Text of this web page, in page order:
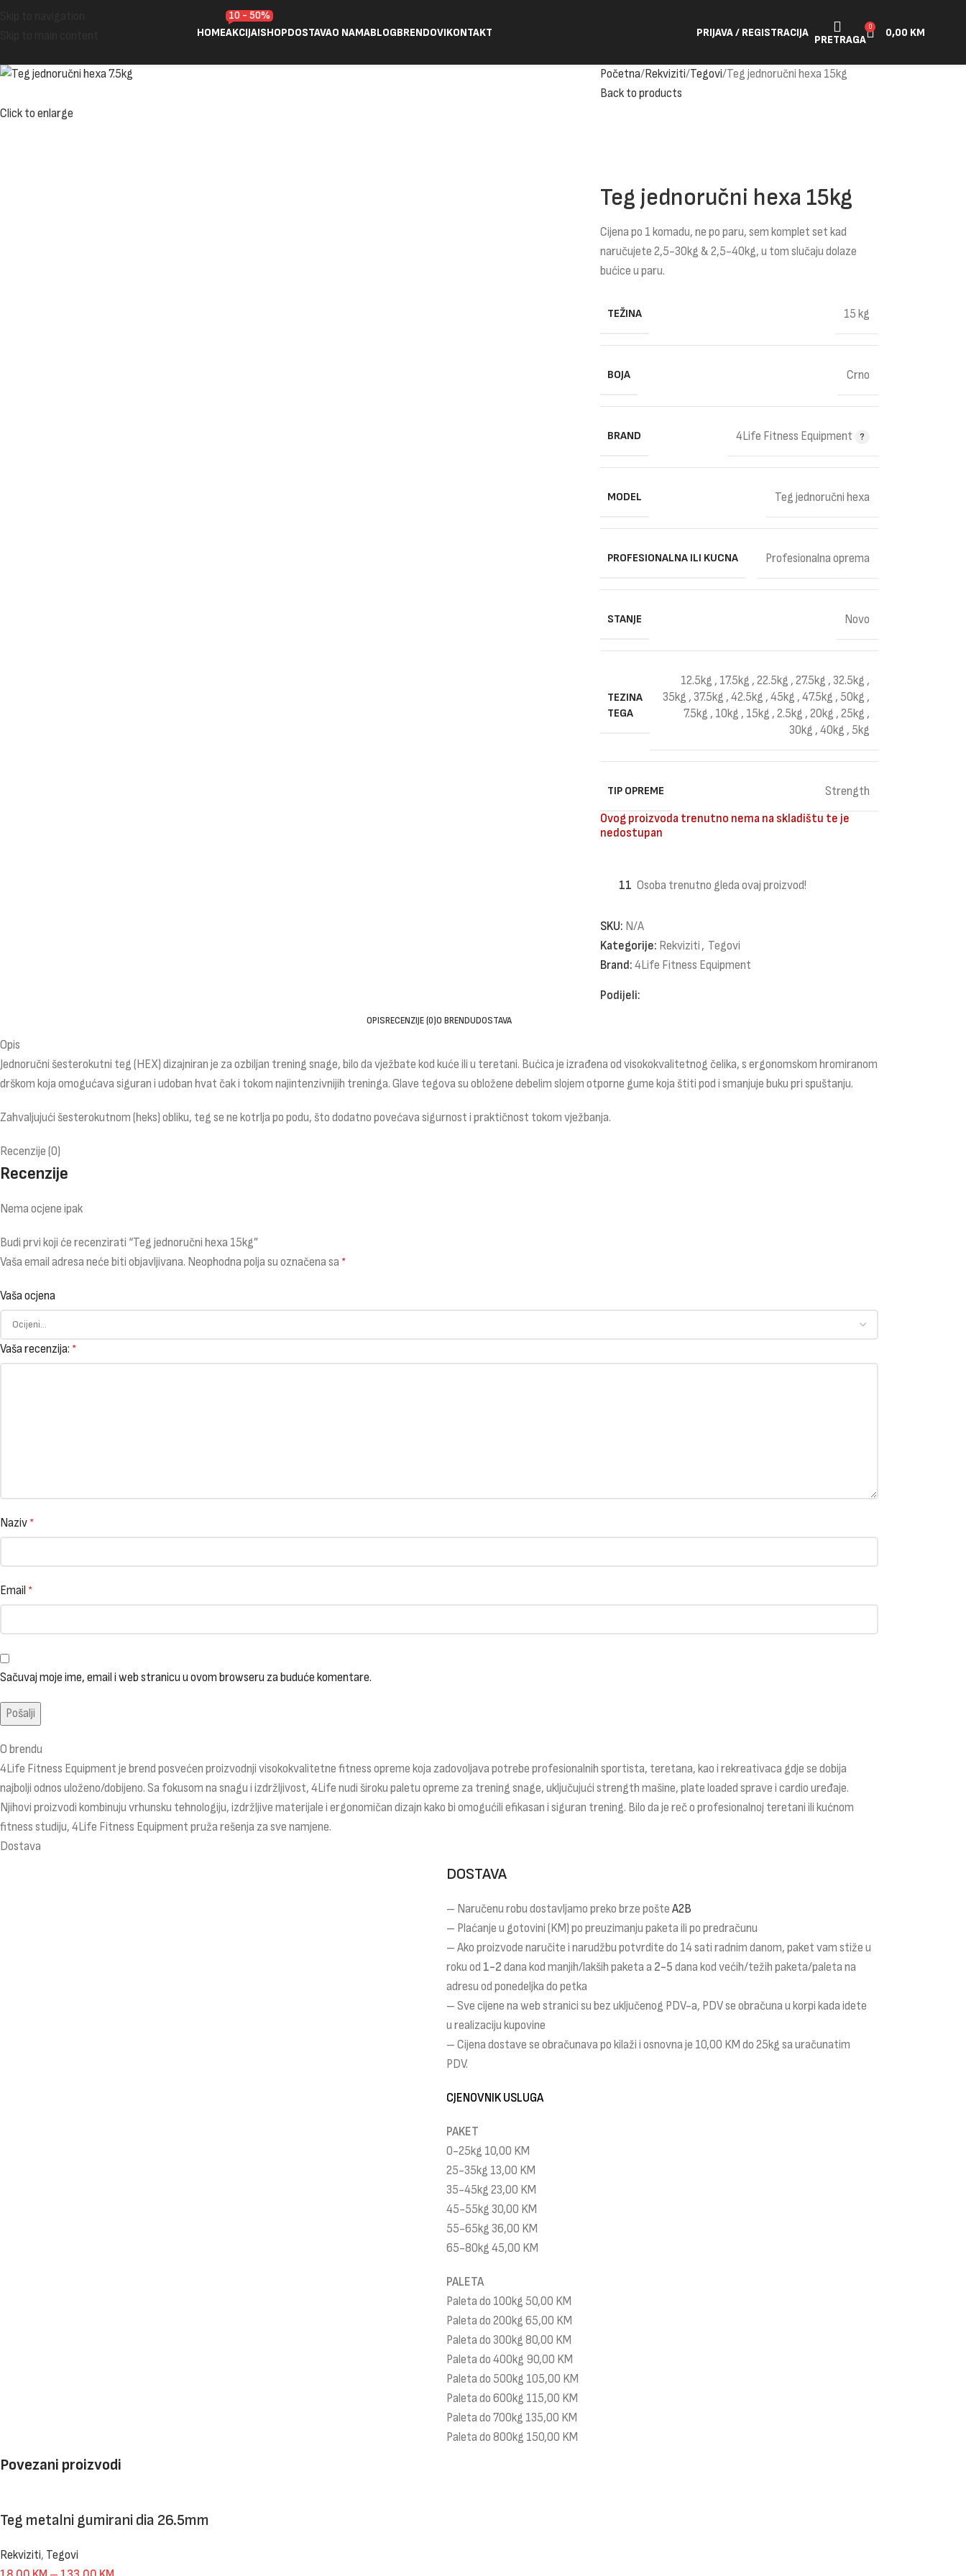
HOMEAKCIJA!
10 - 50%
SHOPDOSTAVAO NAMABLOGBRENDOVIKONTAKT PRIJAVA / REGISTRACIJA
PRETRAGA
0 0,00 KM
Click to enlarge
Početna Rekviziti Tegovi Teg jednoručni hexa 15kg
Back to products
Teg jednoručni hexa 15kg
Cijena po 1 komadu, ne po paru, sem komplet set kad
naručujete 2,5-30kg & 2,5-40kg, u tom slučaju dolaze
bućice u paru.
TEŽINA 15 kg
BOJA Crno
BRAND 4Life Fitness Equipment
MODEL Teg jednoručni hexa
PROFESIONALNA ILI KUCNA Profesionalna oprema
STANJE Novo
TEZINA
TEGA
12.5kg , 17.5kg , 22.5kg , 27.5kg , 32.5kg ,
35kg , 37.5kg , 42.5kg , 45kg , 47.5kg , 50kg ,
7.5kg , 10kg , 15kg , 2.5kg , 20kg , 25kg ,
30kg , 40kg , 5kg
TIP OPREME
Strength
Ovog proizvoda trenutno nema na skladištu te je
nedostupan
11 Osoba trenutno gleda ovaj proizvod!
SKU: N/A
Kategorije: Rekviziti , Tegovi
Brand: 4Life Fitness Equipment
Podijeli:
OPISRECENZIJE (0)O BRENDUDOSTAVA
Opis
Jednoručni šesterokutni teg (HEX) dizajniran je za ozbiljan trening snage, bilo da vježbate kod kuće ili u teretani. Bućica je izrađena od visokokvalitetnog čelika, s ergonomskom hromiranom
drškom koja omogućava siguran i udoban hvat čak i tokom najintenzivnijih treninga. Glave tegova su obložene debelim slojem otporne gume koja štiti pod i smanjuje buku pri spuštanju.
Zahvaljujući šesterokutnom (heks) obliku, teg se ne kotrlja po podu, što dodatno povećava sigurnost i praktičnost tokom vježbanja.
Recenzije (0)
Recenzije
Nema ocjene ipak
Budi prvi koji će recenzirati “Teg jednoručni hexa 15kg”
Vaša email adresa neće biti objavljivana. Neophodna polja su označena sa *
Vaša ocjena
Vaša recenzija: *
Naziv *
Email *
Sačuvaj moje ime, email i web stranicu u ovom browseru za buduće komentare.
O brendu
4Life Fitness Equipment je brend posvećen proizvodnji visokokvalitetne fitness opreme koja zadovoljava potrebe profesionalnih sportista, teretana, kao i rekreativaca gdje se dobija
najbolji odnos uloženo/dobijeno. Sa fokusom na snagu i izdržljivost, 4Life nudi široku paletu opreme za trening snage, uključujući strength mašine, plate loaded sprave i cardio uređaje.
Njihovi proizvodi kombinuju vrhunsku tehnologiju, izdržljive materijale i ergonomičan dizajn kako bi omogućili efikasan i siguran trening. Bilo da je reč o profesionalnoj teretani ili kućnom
fitness studiju, 4Life Fitness Equipment pruža rešenja za sve namjene.
Dostava
DOSTAVA
– Naručenu robu dostavljamo preko brze pošte A2B
– Plaćanje u gotovini (KM) po preuzimanju paketa ili po predračunu
– Ako proizvode naručite i narudžbu potvrdite do 14 sati radnim danom, paket vam stiže u
roku od 1-2 dana kod manjih/lakših paketa a 2-5 dana kod većih/težih paketa/paleta na
adresu od ponedeljka do petka
– Sve cijene na web stranici su bez uključenog PDV-a, PDV se obračuna u korpi kada idete
u realizaciju kupovine
– Cijena dostave se obračunava po kilaži i osnovna je 10,00 KM do 25kg sa uračunatim
PDV.
CJENOVNIK USLUGA
PAKET
0-25kg 10,00 KM
25-35kg 13,00 KM
35-45kg 23,00 KM
45-55kg 30,00 KM
55-65kg 36,00 KM
65-80kg 45,00 KM
PALETA
Paleta do 100kg 50,00 KM
Paleta do 200kg 65,00 KM
Paleta do 300kg 80,00 KM
Paleta do 400kg 90,00 KM
Paleta do 500kg 105,00 KM
Paleta do 600kg 115,00 KM
Paleta do 700kg 135,00 KM
Paleta do 800kg 150,00 KM
Povezani proizvodi
Teg metalni gumirani dia 26.5mm
Rekviziti, Tegovi